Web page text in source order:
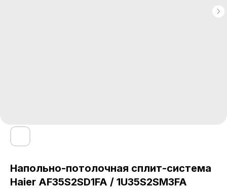
Напольно-потолочная сплит-система
Haier AF35S2SD1FA / 1U35S2SM3FA